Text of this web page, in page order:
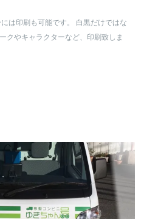
は印刷も可能です。
白黒だけではな
クやキャラクターなど、印刷致しま